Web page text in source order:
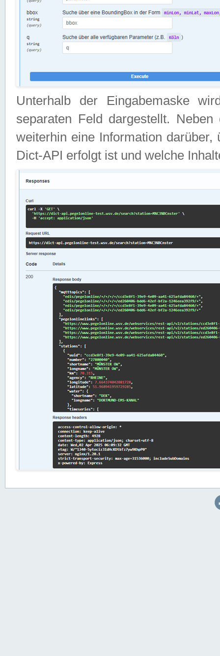
Unterhalb der Eingabemaske
separaten Feld dargestellt.
weiterhin eine Information
Dict-API erfolgt ist und welche